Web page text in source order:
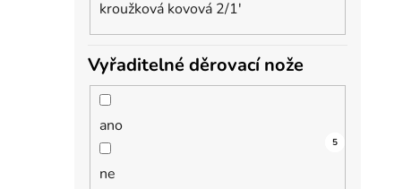
kroužková kovová 2/1'
Vyřaditelné děrovací nože
ano
18
ne
5